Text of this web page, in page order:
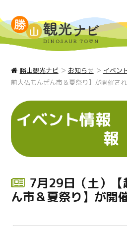
勝山観光ナビ > お知らせ > イベン
前大仏もんぜん市＆夏祭り】が開催さ
イベント情報
報
7月29日（土）
ん市＆夏祭り】が開